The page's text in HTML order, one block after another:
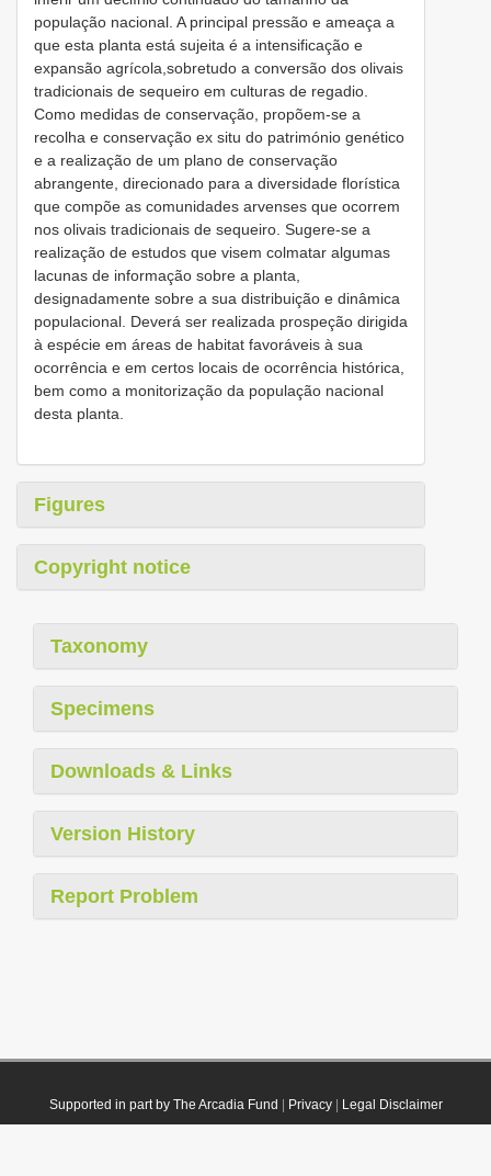
população nacional. A principal pressão e ameaça a
que esta planta está sujeita é a intensificação e
expansão agrícola,sobretudo a conversão dos olivais
tradicionais de sequeiro em culturas de regadio.
Como medidas de conservação, propõem-se a
recolha e conservação ex situ do património genético
e a realização de um plano de conservação
abrangente, direcionado para a diversidade florística
que compõe as comunidades arvenses que ocorrem
nos olivais tradicionais de sequeiro. Sugere-se a
realização de estudos que visem colmatar algumas
lacunas de informação sobre a planta,
designadamente sobre a sua distribuição e dinâmica
populacional. Deverá ser realizada prospeção dirigida
à espécie em áreas de habitat favoráveis à sua
ocorrência e em certos locais de ocorrência histórica,
bem como a monitorização da população nacional
desta planta.
Figures
Copyright notice
Taxonomy
Specimens
Downloads & Links
Version History
Report Problem
Supported in part by The Arcadia Fund Privacy| Legal Disclaimer